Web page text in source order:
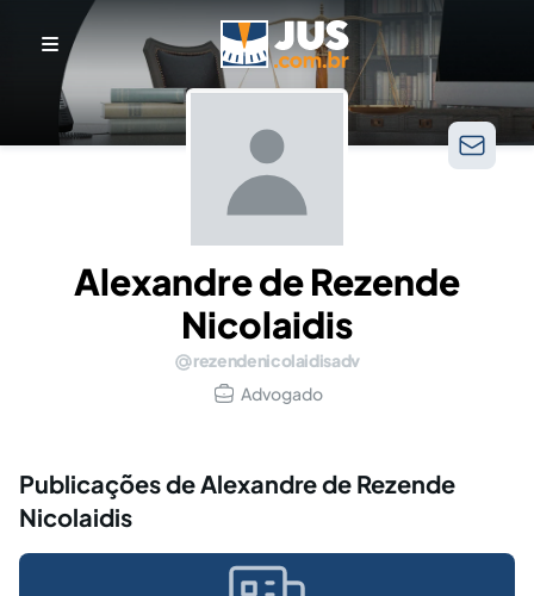
Alexandre de Rezende
Nicolaidis
rezendenicolaidisadv
Advogado
Publicações de Alexandre de Rezende
Nicolaidis